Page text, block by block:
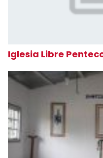
Iglesia Libre